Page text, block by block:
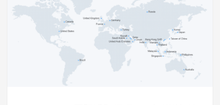
据、广告素材等方面解读 2022 年上半年全球手游买量数
据。 同时邀请 …